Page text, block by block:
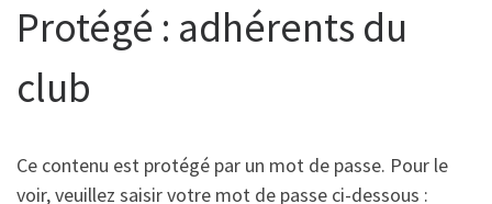
Protégé : adhérents du
club
Ce contenu est protégé par un mot de passe. Pour le
voir, veuillez saisir votre mot de passe ci-dessous :